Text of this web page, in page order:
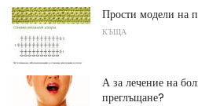
Прости модели на
КЪЩА
А за лечение на
преглъщане?